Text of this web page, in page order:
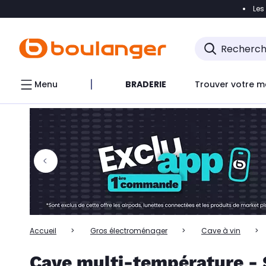
Accéder
Accéder directement au chatbot
Menu BRADERIE Trouver votre
Accueil Gros électroménager Cave à vin